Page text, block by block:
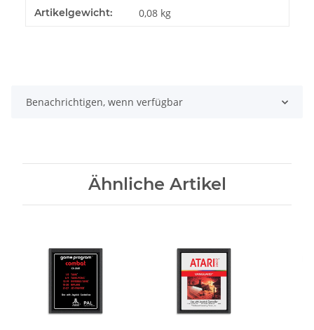
Artikelgewicht: 0,08 kg
Benachrichtigen, wenn verfügbar
Ähnliche Artikel